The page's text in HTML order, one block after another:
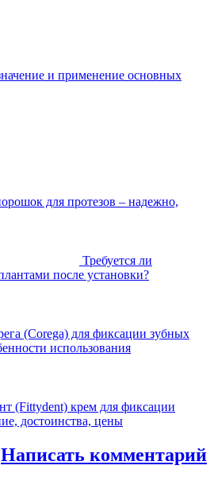
и применение основных
для протезов – надежно,
Требуется ли
после установки?
(Corega) для фиксации зубных
использования
(Fittydent) крем для фиксации
достоинства, цены
Написать комментарий